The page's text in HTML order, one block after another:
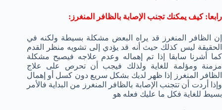
رابعا: كيف يمكنك تجنب الإصابة بالظافر المنغرز:
إن الظافر المنغرز قد يراه البعض مشكلة بسيطة ولكنه في
الحقيقة ليس كذلك حيث أنه قد يؤدي إلى تشويه منظر القدم
كما أشرنا سابقا إذا تم إهماله وعدم علاجه فيصبح مشكلة
مزمنة ومؤلمة للغاية ولذلك فيجب أن تحرص على علاج
الظافر المنغرز إذا ظهر لديك بشكل سريع دون كسل أو إهمال
وإذا أردت أن تتجنب الإصابة بالظافر المنغرز من البداية فالأمر
بسيط للغاية فكل ما عليك فعله هو